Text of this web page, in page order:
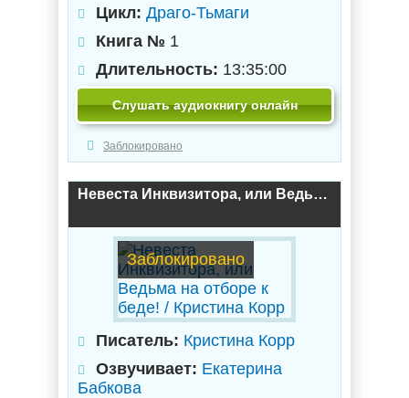
Цикл: Драго-Тьмаги
Книга № 1
Длительность: 13:35:00
Слушать аудиокнигу онлайн
Заблокировано
Невеста Инквизитора, или Ведьма на отборе к беде! / Кристина Корр
Заблокировано
Писатель: Кристина Корр
Озвучивает: Екатерина
Бабкова